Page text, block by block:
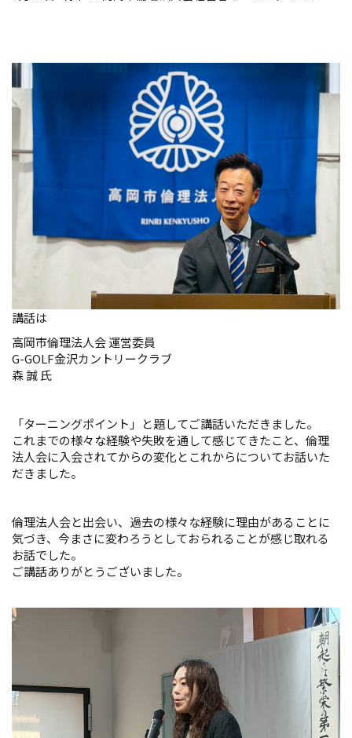
講話は
高岡市倫理法人会 運営委員
G-GOLF金沢カントリークラブ
森 誠 氏
「ターニングポイント」と題してご講話いただきました。
これまでの様々な経験や失敗を通して感じてきたこと、倫理
法人会に入会されてからの変化とこれからについてお話いた
だきました。
倫理法人会と出会い、過去の様々な経験に理由があることに
気づき、今まさに変わろうとしておられることが感じ取れる
お話でした。
ご講話ありがとうございました。